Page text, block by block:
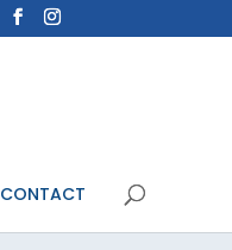
CONTACT